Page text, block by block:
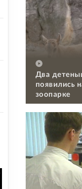
Два
появились
зоопарке